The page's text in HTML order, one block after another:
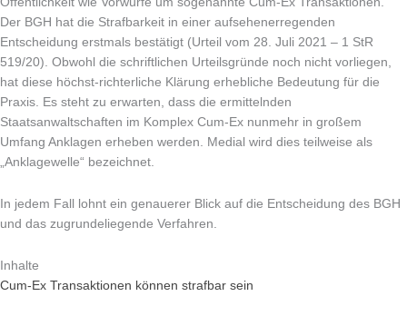
Der BGH hat die Strafbarkeit in einer aufsehenerregenden
Entscheidung erstmals bestätigt (Urteil vom 28. Juli 2021 – 1 StR
519/20). Obwohl die schriftlichen Urteilsgründe noch nicht vorliegen,
hat diese höchst-richterliche Klärung erhebliche Bedeutung für die
Praxis. Es steht zu erwarten, dass die ermittelnden
Staatsanwaltschaften im Komplex Cum-Ex nunmehr in großem
Umfang Anklagen erheben werden. Medial wird dies teilweise als
„Anklagewelle“ bezeichnet.
In jedem Fall lohnt ein genauerer Blick auf die Entscheidung des BGH
und das zugrundeliegende Verfahren.
Inhalte
Cum-Ex Transaktionen können strafbar sein